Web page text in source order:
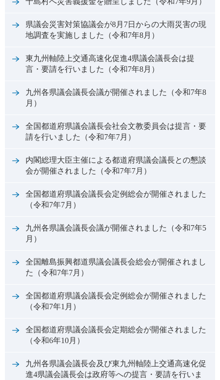
県議会災害対策協議会が8月7日からの大雨災害の現
地調査を実施しました（令和7年8月）
東九州軸陸上交通高速化促進4県議会議長会は提
言・要請を行いました（令和7年8月）
九州各県議会議長会議が開催されました（令和7年8
月）
全国都道府県議会議長会社会文教委員会は提言・要
請を行いました（令和7年7月）
内閣総理大臣主催による都道府県議会議長との懇談
会が開催されました（令和7年7月）
全国都道府県議会議長会定例総会が開催されました
（令和7年7月）
九州各県議会議長会議が開催されました（令和7年5
月）
全国離島振興都道県議会議長会総会が開催されまし
た（令和7年7月）
全国都道府県議会議長会定例総会が開催されました
（令和7年1月）
全国都道府県議会議長会定期総会が開催されました
（令和6年10月）
九州各県議会議長会及び東九州軸陸上交通高速化促
進4県議会議長会は政府等への提言・要請を行いま